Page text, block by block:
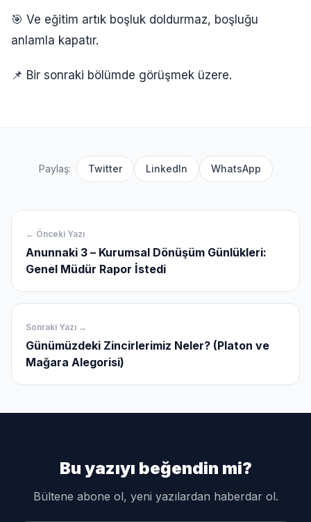
🎯 Ve eğitim artık boşluk doldurmaz, boşluğu
anlamla kapatır.
📌 Bir sonraki bölümde görüşmek üzere.
Paylaş: Twitter LinkedIn WhatsApp
← Önceki Yazı
Anunnaki 3 – Kurumsal Dönüşüm Günlükleri:
Genel Müdür Rapor İstedi
Sonraki Yazı →
Günümüzdeki Zincirlerimiz Neler? (Platon ve
Mağara Alegorisi)
Bu yazıyı beğendin mi?
Bültene abone ol, yeni yazılardan haberdar ol.